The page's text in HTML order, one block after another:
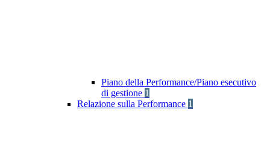
Piano della Performance/Piano esecutivo
di gestione 1
Relazione sulla Performance 1